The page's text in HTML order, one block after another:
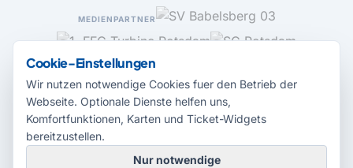
MEDIENPARTNER
Cookie-Einstellungen
Wir nutzen notwendige Cookies fuer den Betrieb der
Webseite. Optionale Dienste helfen uns,
Komfortfunktionen, Karten und Ticket-Widgets
bereitzustellen.
Nur notwendige